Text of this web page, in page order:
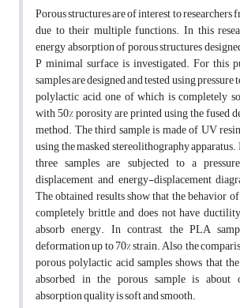
Porous structures are of interest to
due to their multiple functions. In this
energy absorption of porous structures
P minimal surface is investigated. For this
samples are designed and tested using
polylactic acid, one of which is completely
with 50% porosity are printed using the fused
method. The third sample is made of UV
using the masked stereolithography
three samples are subjected to a
displacement and energy-displacement
The obtained results show that the behavior
completely brittle and does not have
absorb energy. In contrast, the PLA
deformation up to 70% strain. Also, the
porous polylactic acid samples shows that
absorbed in the porous sample is about
absorption quality is soft and smooth.